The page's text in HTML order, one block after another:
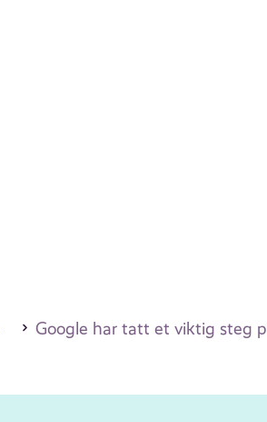
Google har tatt et viktig steg